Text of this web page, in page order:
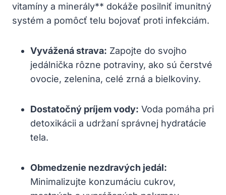
vitamíny a minerály** dokáže posilniť imunitný
systém ⁤a ​pomôcť⁤ telu bojovať proti ⁣infekciám.
Vyvážená strava: Zapojte‌ do svojho
jedálnička rôzne ⁤potraviny,​ ako​ sú⁣ čerstvé
ovocie, zelenina, celé zrná a bielkoviny.
Dostatočný príjem vody: Voda pomáha pri
detoxikácii ‌a udržaní správnej hydratácie
tela.
Obmedzenie nezdravých jedál:
Minimalizujte konzumáciu cukrov,